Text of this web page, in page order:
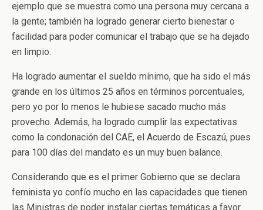
ejemplo que se muestra como una persona muy cercana a
la gente; también ha logrado generar cierto bienestar o
facilidad para poder comunicar el trabajo que se ha dejado
en limpio.
Ha logrado aumentar el sueldo mínimo, que ha sido el más
grande en los últimos 25 años en términos porcentuales,
pero yo por lo menos le hubiese sacado mucho más
provecho. Además, ha logrado cumplir las expectativas
como la condonación del CAE, el Acuerdo de Escazú, pues
para 100 días del mandato es un muy buen balance.
Considerando que es el primer Gobierno que se declara
feminista yo confío mucho en las capacidades que tienen
las Ministras de poder instalar ciertas temáticas a favor